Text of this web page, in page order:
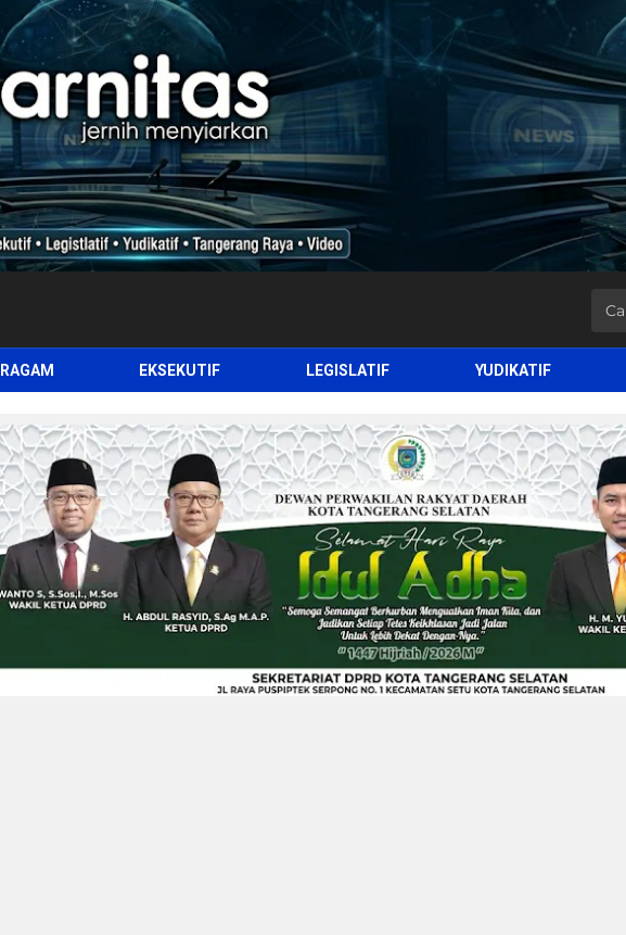
RAGAM EKSEKUTIF LEGISLATIF YUDIKATIF